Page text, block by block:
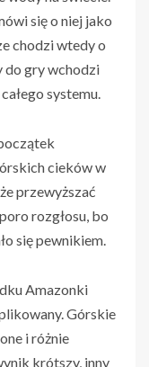
się o niej jako
chodzi wtedy o
do gry wchodzi
systemu.
cieków w
przewyższać
rozgłosu, bo
się pewnikiem.
Amazonki
Górskie
i różnie
krótszy, inny